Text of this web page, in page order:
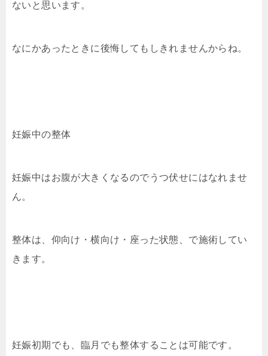
ないと思います。
なにかあったときに後悔してもしきれませんからね。
妊娠中の整体
妊娠中はお腹が大きくなるのでうつ伏せにはなれませ
ん。
整体は、仰向け・横向け・座った状態、で施術してい
きます。
妊娠初期でも、臨月でも整体することは可能です。